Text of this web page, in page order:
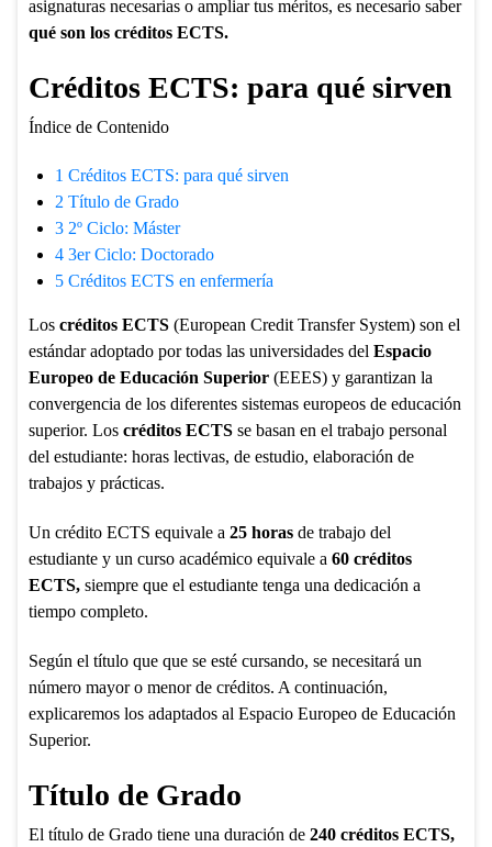
asignaturas necesarias o ampliar tus méritos, es necesario saber
qué son los créditos ECTS.
Créditos ECTS: para qué sirven
Índice de Contenido
1 Créditos ECTS: para qué sirven
2 Título de Grado
32º Ciclo: Máster
43er Ciclo: Doctorado
5Créditos ECTS en enfermería
Los créditos ECTS(European Credit Transfer System) son el
estándar adoptado por todas las universidades del Espacio
Europeo de Educación Superior(EEES) y garantizan la
convergencia de los diferentes sistemas europeos de educación
superior. Loscréditos ECTSse basan en el trabajo personal
del estudiante: horas lectivas, de estudio, elaboración de
trabajos y prácticas.
Un crédito ECTS equivale a 25 horasde trabajo del
estudiante y un curso académico equivale a 60 créditos
ECTS,siempre que el estudiante tenga una dedicación a
tiempo completo.
Según el título que que se esté cursando, se necesitará un
número mayor o menor de créditos. A continuación,
explicaremos los adaptados al Espacio Europeo de Educación
Superior.
Título de Grado
El título de Grado tiene una duración de 240 créditos ECTS,